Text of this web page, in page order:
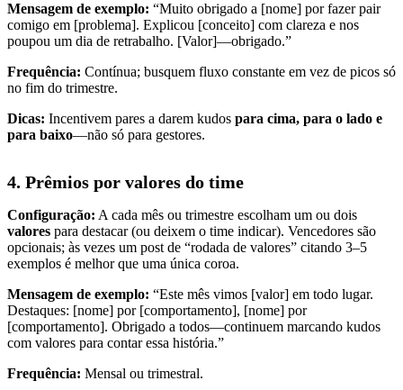
Mensagem de exemplo: “Muito obrigado a [nome] por fazer pair
comigo em [problema]. Explicou [conceito] com clareza e nos
poupou um dia de retrabalho. [Valor]—obrigado.”
Frequência: Contínua; busquem fluxo constante em vez de picos só
no fim do trimestre.
Dicas: Incentivem pares a darem kudos para cima, para o lado e
para baixo—não só para gestores.
4. Prêmios por valores do time
Configuração: A cada mês ou trimestre escolham um ou dois
valores para destacar (ou deixem o time indicar). Vencedores são
opcionais; às vezes um post de “rodada de valores” citando 3–5
exemplos é melhor que uma única coroa.
Mensagem de exemplo: “Este mês vimos [valor] em todo lugar.
Destaques: [nome] por [comportamento], [nome] por
[comportamento]. Obrigado a todos—continuem marcando kudos
com valores para contar essa história.”
Frequência: Mensal ou trimestral.